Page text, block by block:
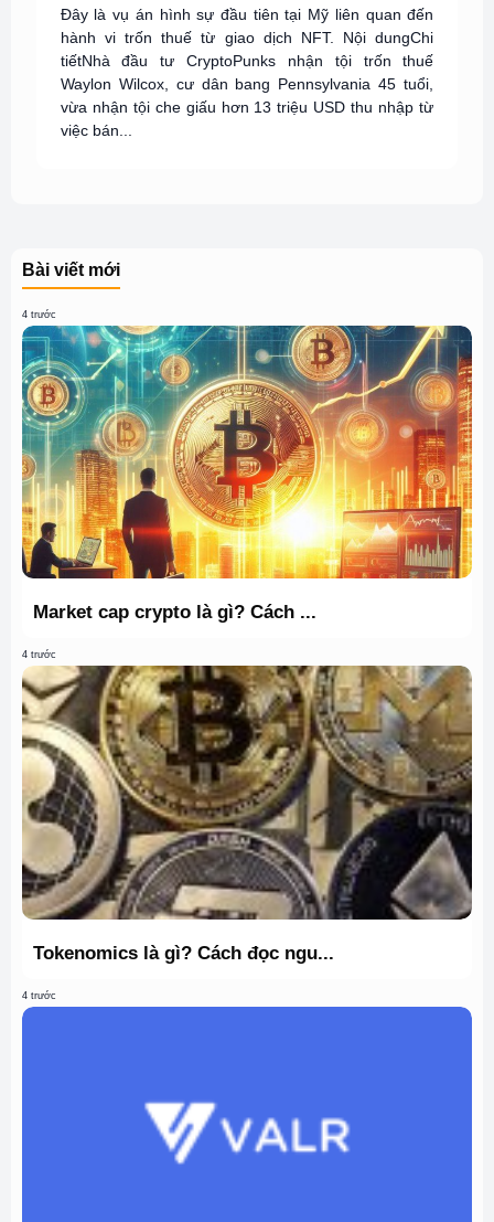
Đây là vụ án hình sự đầu tiên tại Mỹ liên quan đến
hành vi trốn thuế từ giao dịch NFT. Nội dungChi
tiếtNhà đầu tư CryptoPunks nhận tội trốn thuế
Waylon Wilcox, cư dân bang Pennsylvania 45 tuổi,
vừa nhận tội che giấu hơn 13 triệu USD thu nhập từ
việc bán...
Bài viết mới
4 trước
Market cap crypto là gì? Cách ...
4 trước
Tokenomics là gì? Cách đọc ngu...
4 trước